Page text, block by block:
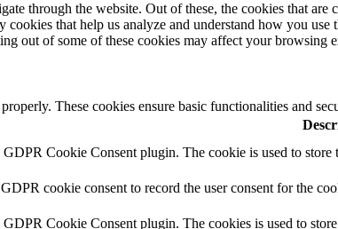
through the website. Out of these, the cookies that are
that help us analyze and understand how you
out of some of these cookies may affect your browsing
These cookies ensure basic functionalities and
Cookie Consent plugin. The cookie is used to
cookie consent to record the user consent for the
Cookie Consent plugin. The cookies is used to